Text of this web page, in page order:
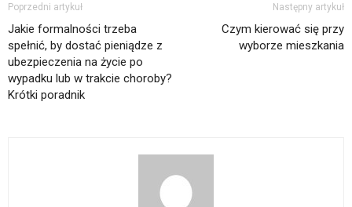
Poprzedni artykuł
Jakie formalności trzeba
spełnić, by dostać pieniądze z
ubezpieczenia na życie po
wypadku lub w trakcie choroby?
Krótki poradnik
Następny artykuł
Czym kierować się przy
wyborze mieszkania